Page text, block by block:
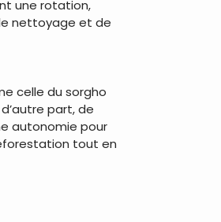
une rotation,
nettoyage et de
celle du sorgho
part, de
autonomie pour
tout en